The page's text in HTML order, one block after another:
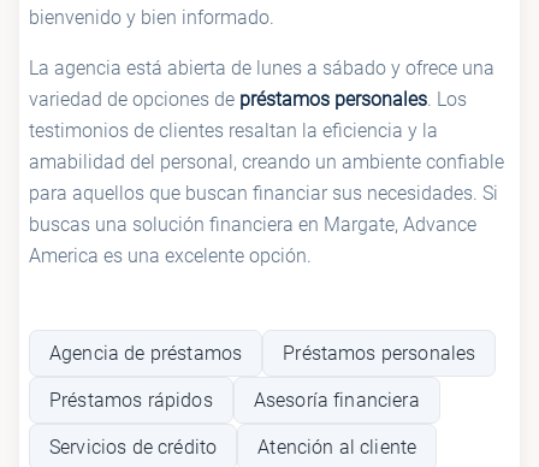
bienvenido y bien informado.
La agencia está abierta de lunes a sábado y ofrece una
variedad de opciones de préstamos personales. Los
testimonios de clientes resaltan la eficiencia y la
amabilidad del personal, creando un ambiente confiable
para aquellos que buscan financiar sus necesidades. Si
buscas una solución financiera en Margate, Advance
America es una excelente opción.
Agencia de préstamos Préstamos personales
Préstamos rápidos Asesoría financiera
Servicios de crédito Atención al cliente